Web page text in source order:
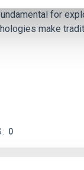
for
make
0